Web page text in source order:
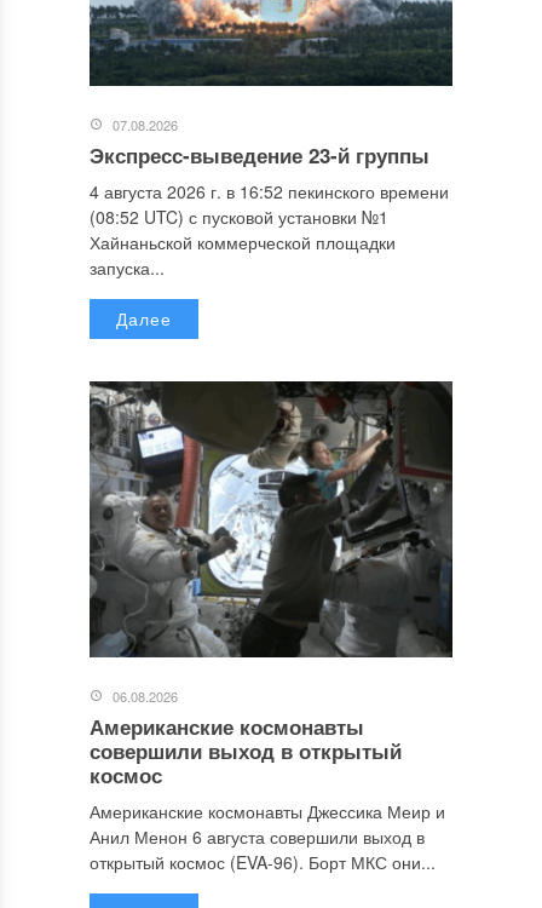
07.08.2026
Экспресс-выведение 23-й группы
4 августа 2026 г. в 16:52 пекинского времени
(08:52 UTC) с пусковой установки №1
Хайнаньской коммерческой площадки
запуска...
Далее
06.08.2026
Американские космонавты
совершили выход в открытый
космос
Американские космонавты Джессика Меир и
Анил Менон 6 августа совершили выход в
открытый космос (EVA-96). Борт МКС они...